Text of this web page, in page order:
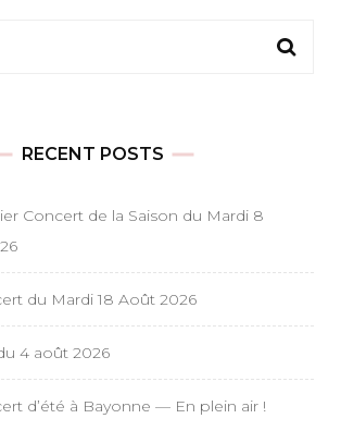
RECENT POSTS
Concert de la Saison du Mardi 8
du Mardi 18 Août 2026
4 août 2026
d’été à Bayonne — En plein air !